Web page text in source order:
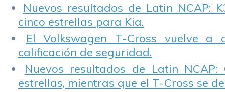
Nuevos resultados de Latin NCAP:
cinco estrellas para Kia.
El Volkswagen T-Cross vuelve a
calificación de seguridad.
Nuevos resultados de Latin NCAP:
estrellas, mientras que el T-Cross se